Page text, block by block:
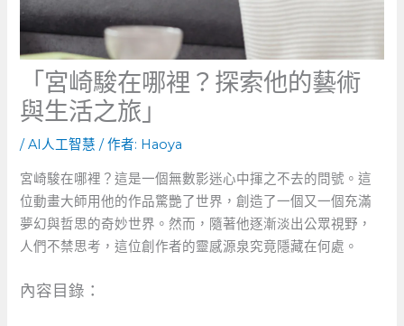
「宮崎駿在哪裡？探索他的藝術
與生活之旅」
/AI人工智慧 / 作者: Haoya
宮崎駿在哪裡？這是一個無數影迷心中揮之不去的問號。這
位動畫大師用他的作品驚艷了世界，創造了一個又一個充滿
夢幻與哲思的奇妙世界。然而，隨著他逐漸淡出公眾視野，
人們不禁思考，這位創作者的靈感源泉究竟隱藏在何處。
內容目錄：